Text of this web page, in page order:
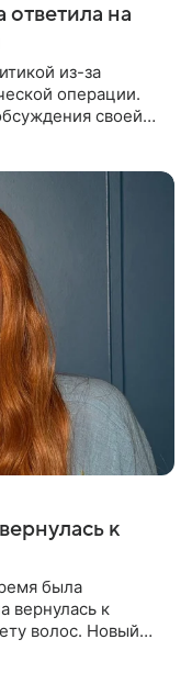
на
из-за
операции.
своей
к
была
вернулась к
волос. Новый